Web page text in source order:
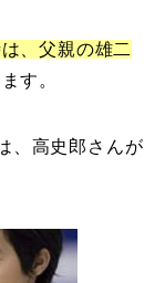
、父親の雄二
す。
、高史郎さんが